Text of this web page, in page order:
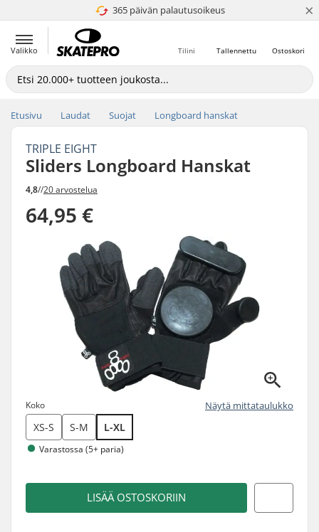
365 päivän palautusoikeus
4.8 / 5 ×
Valikko Ostoskori
Tallennettu
Tilini
Etusivu Laudat Suojat Longboard hanskat
TRIPLE EIGHT
Sliders Longboard Hanskat
4,8//20 arvostelua
64,95 €
Koko Näytä mittataulukko
XS-S S-M L-XL
Varastossa (5+ paria)
LISÄÄ OSTOSKORIIN